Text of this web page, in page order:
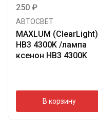
250 ₽
АВТОСВЕТ
MAXLUM (ClearLight)
HB3 4300K /лампа
ксенон HB3 4300K
В корзину